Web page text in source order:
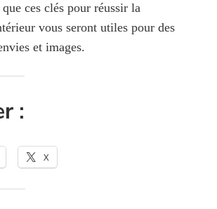
ces clés pour réussir la
vous seront utiles pour des
et images.
:
X